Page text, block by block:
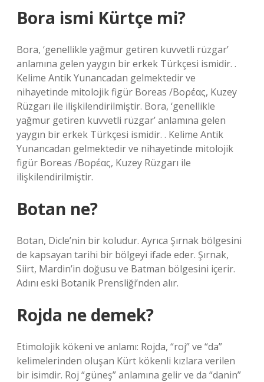
Bora ismi Kürtçe mi?
Bora, ‘genellikle yağmur getiren kuvvetli rüzgar’
anlamına gelen yaygın bir erkek Türkçesi ismidir. .
Kelime Antik Yunancadan gelmektedir ve
nihayetinde mitolojik figür Boreas /Βορέας, Kuzey
Rüzgarı ile ilişkilendirilmiştir. Bora, ‘genellikle
yağmur getiren kuvvetli rüzgar’ anlamına gelen
yaygın bir erkek Türkçesi ismidir. . Kelime Antik
Yunancadan gelmektedir ve nihayetinde mitolojik
figür Boreas /Βορέας, Kuzey Rüzgarı ile
ilişkilendirilmiştir.
Botan ne?
Botan, Dicle’nin bir koludur. Ayrıca Şırnak bölgesini
de kapsayan tarihi bir bölgeyi ifade eder. Şırnak,
Siirt, Mardin’in doğusu ve Batman bölgesini içerir.
Adını eski Botanik Prensliği’nden alır.
Rojda ne demek?
Etimolojik kökeni ve anlamı: Rojda, “roj” ve “da”
kelimelerinden oluşan Kürt kökenli kızlara verilen
bir isimdir. Roj “güneş” anlamına gelir ve da “danin”